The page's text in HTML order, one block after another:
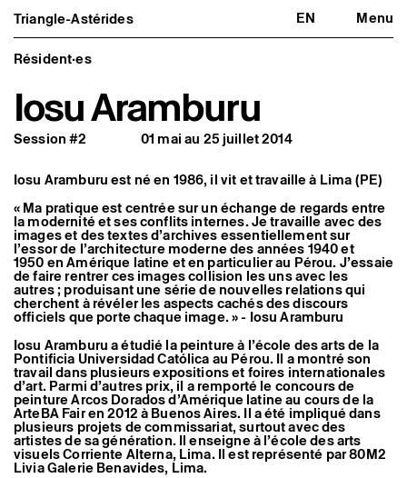
Triangle-Astérides EN Menu
Triangle-Astérides
Centre d’art contemporain
d’intérêt national
et résidence internationale d'artistes
Fermer
Présentation
À propos
Équipe et gouvernance
Formation professionnelle
Adhérer / nous soutenir
Rapports d'activité
Informations pratiques
Programmation
Agenda : en cours et à venir
Expositions
Événements
Programmation éditoriale
Médiation
Publics associés
Les Nouveaux Commanditaires
Artistes résident·es et associé·es
Résident·es
Artistes associé·es
Hors-les-murs
Ancien·nes résident·es et artistes associé·es
Résident·es
Iosu Aramburu
Session #2 01 mai au 25 juillet 2014
Iosu Aramburu est né en 1986, il vit et travaille à Lima (PE)
« Ma pratique est centrée sur un échange de regards entre
la modernité et ses conflits internes. Je travaille avec des
images et des textes d’archives essentiellement sur
l’essor de l’architecture moderne des années 1940 et
1950 en Amérique latine et en particulier au Pérou. J’essaie
de faire rentrer ces images collision les uns avec les
autres ; produisant une série de nouvelles relations qui
cherchent à révéler les aspects cachés des discours
officiels que porte chaque image. » - Iosu Aramburu
Iosu Aramburu a étudié la peinture à l’école des arts de la
Pontificia Universidad Católica au Pérou. Il a montré son
travail dans plusieurs expositions et foires internationales
d’art. Parmi d’autres prix, il a remporté le concours de
peinture Arcos Dorados d’Amérique latine au cours de la
ArteBA Fair en 2012 à Buenos Aires. Il a été impliqué dans
plusieurs projets de commissariat, surtout avec des
artistes de sa génération. Il enseigne à l’école des arts
visuels Corriente Alterna, Lima. Il est représenté par 80M2
Livia Galerie Benavides, Lima.